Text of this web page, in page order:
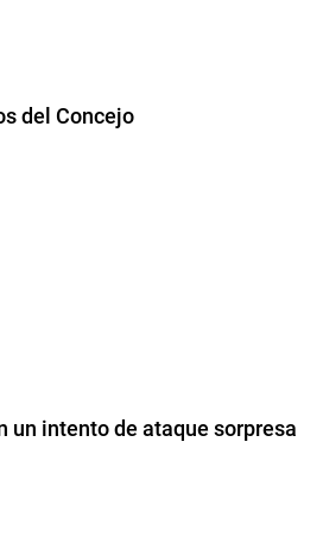
del Concejo
un intento de ataque sorpresa